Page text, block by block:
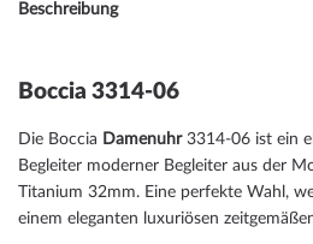
Beschreibung
Boccia 3314-06
Die Boccia Damenuhr3314-06 ist ein
Begleiter moderner Begleiter aus der
Titanium 32mm. Eine perfekte Wahl,
einem eleganten luxuriösen